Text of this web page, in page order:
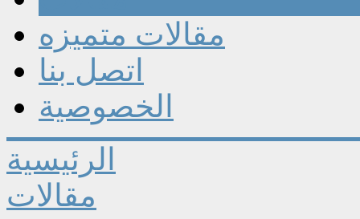
مقالات متميزه
اتصل بنا
الخصوصية
الرئيسية
مقالات